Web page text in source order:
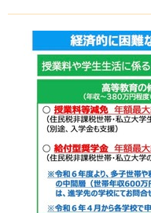
必要な情報を漏れなく学